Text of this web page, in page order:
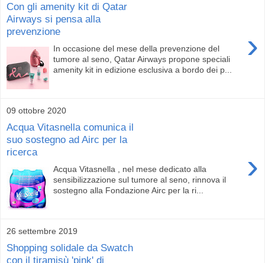
Con gli amenity kit di Qatar
Airways si pensa alla
prevenzione
›
In occasione del mese della prevenzione del
tumore al seno, Qatar Airways propone speciali
amenity kit in edizione esclusiva a bordo dei p...
09 ottobre 2020
Acqua Vitasnella comunica il
suo sostegno ad Airc per la
ricerca
›
Acqua Vitasnella , nel mese dedicato alla
sensibilizzazione sul tumore al seno, rinnova il
sostegno alla Fondazione Airc per la ri...
26 settembre 2019
Shopping solidale da Swatch
con il tiramisù 'pink' di